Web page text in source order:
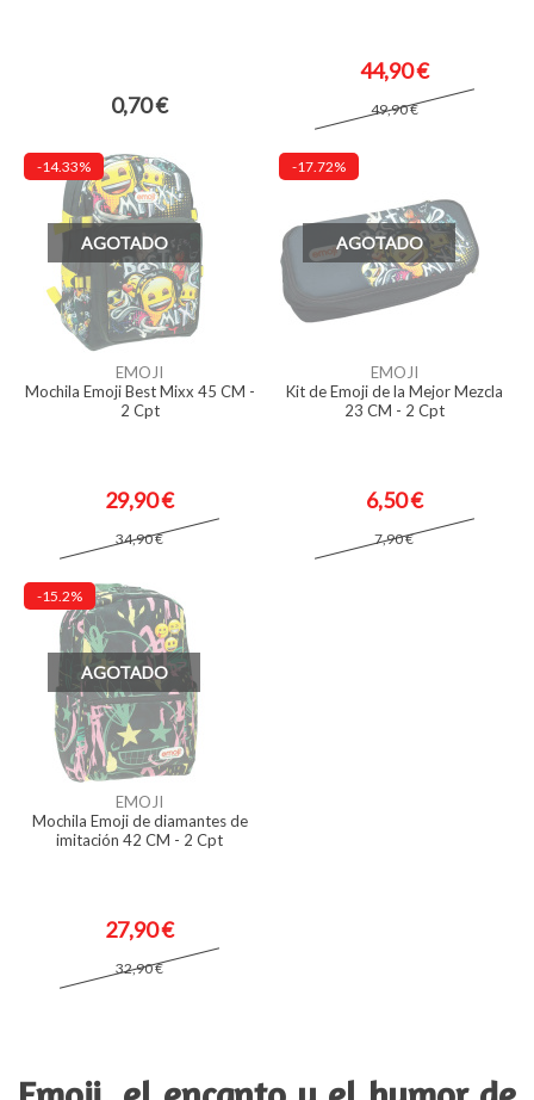
0,70 €
44,90 €
49,90 €
-14.33%
AGOTADO
EMOJI
Mochila Emoji Best Mixx 45 CM -
2 Cpt
29,90 €
34,90 €
-17.72%
AGOTADO
EMOJI
Kit de Emoji de la Mejor Mezcla
23 CM - 2 Cpt
6,50 €
7,90 €
-15.2%
AGOTADO
EMOJI
Mochila Emoji de diamantes de
imitación 42 CM - 2 Cpt
27,90 €
32,90 €